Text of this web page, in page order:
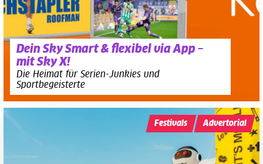
Dein Sky Smart & flexibel via App –
mit Sky X!
Die Heimat für Serien-Junkies und
Sportbegeisterte
Festivals Advertorial